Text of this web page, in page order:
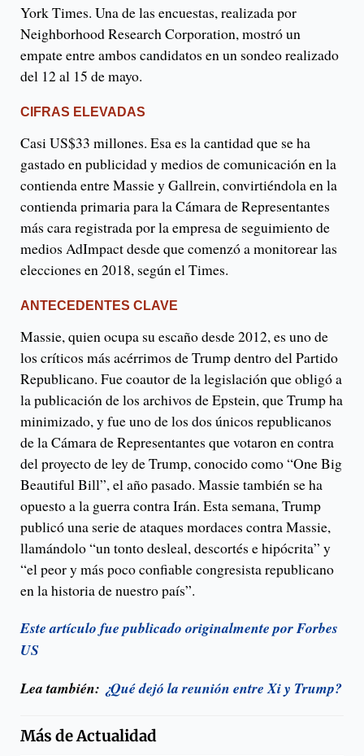
York Times. Una de las encuestas, realizada por
Neighborhood Research Corporation, mostró un
empate entre ambos candidatos en un sondeo realizado
del 12 al 15 de mayo.
CIFRAS ELEVADAS
Casi US$33 millones. Esa es la cantidad que se ha
gastado en publicidad y medios de comunicación en la
contienda entre Massie y Gallrein, convirtiéndola en la
contienda primaria para la Cámara de Representantes
más cara registrada por la empresa de seguimiento de
medios AdImpact desde que comenzó a monitorear las
elecciones en 2018, según el Times.
ANTECEDENTES CLAVE
Massie, quien ocupa su escaño desde 2012, es uno de
los críticos más acérrimos de Trump dentro del Partido
Republicano. Fue coautor de la legislación que obligó a
la publicación de los archivos de Epstein, que Trump ha
minimizado, y fue uno de los dos únicos republicanos
de la Cámara de Representantes que votaron en contra
del proyecto de ley de Trump, conocido como “One Big
Beautiful Bill”, el año pasado. Massie también se ha
opuesto a la guerra contra Irán. Esta semana, Trump
publicó una serie de ataques mordaces contra Massie,
llamándolo “un tonto desleal, descortés e hipócrita” y
“el peor y más poco confiable congresista republicano
en la historia de nuestro país”.
Este artículo fue publicado originalmente por Forbes
US
Lea también: ¿Qué dejó la reunión entre Xi y Trump?
Más deActualidad